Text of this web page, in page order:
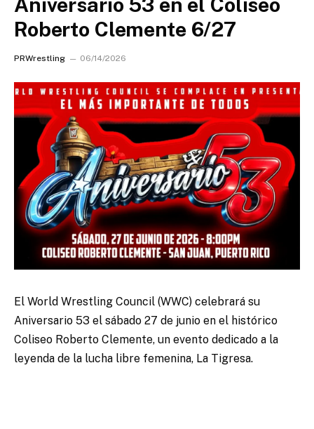
Roberto Clemente 6/27
PRWrestling 06/14/2026
El World Wrestling Council (WWC) celebrará su
Aniversario 53 el sábado 27 de junio en el histórico
Coliseo Roberto Clemente, un evento dedicado a la
leyenda de la lucha libre femenina, La Tigresa.